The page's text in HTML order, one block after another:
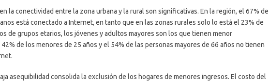
la conectividad entre la zona urbana y la rural son significativas. En la región, el 67% de
está conectado a Internet, en tanto que en las zonas rurales solo lo está el 23% de
de grupos etarios, los jóvenes y adultos mayores son los que tienen menor
de los menores de 25 años y el 54% de las personas mayores de 66 años no tienen
asequibilidad consolida la exclusión de los hogares de menores ingresos. El costo del